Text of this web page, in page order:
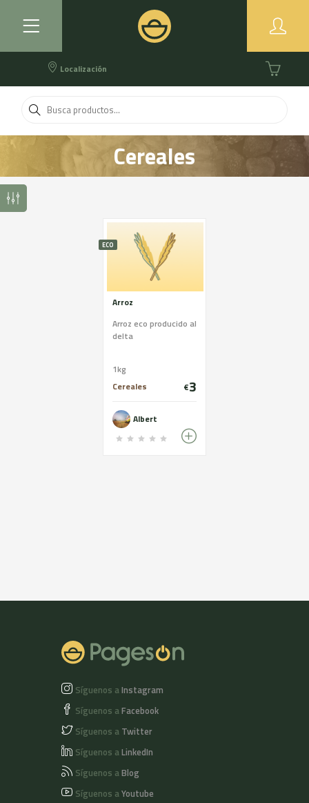
Localización
Cereales
ECO
Arroz
Arroz eco producido al
delta
1kg
Cereales
€3
Albert
Síguenos aInstagram
Síguenos aFacebook
Síguenos a Twitter
Síguenos aLinkedIn
Síguenos aBlog
Síguenos aYoutube